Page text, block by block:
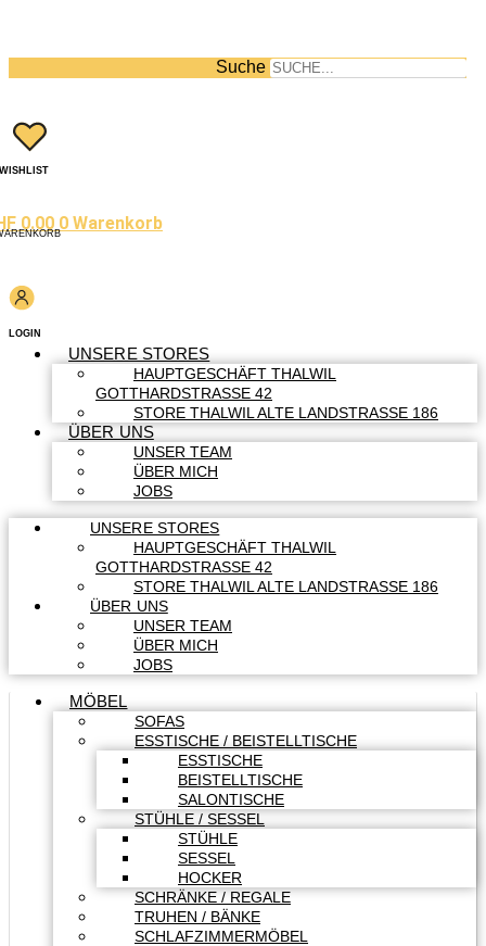
Suche
WISHLIST
0.00 0 Warenkorb
LOGIN
UNSERE STORES
HAUPTGESCHÄFT THALWIL
GOTTHARDSTRASSE 42
STORE THALWIL ALTE LANDSTRASSE 186
ÜBER UNS
UNSER TEAM
ÜBER MICH
JOBS
UNSERE STORES
HAUPTGESCHÄFT THALWIL
GOTTHARDSTRASSE 42
STORE THALWIL ALTE LANDSTRASSE 186
ÜBER UNS
UNSER TEAM
ÜBER MICH
JOBS
MÖBEL
SOFAS
ESSTISCHE / BEISTELLTISCHE
ESSTISCHE
BEISTELLTISCHE
SALONTISCHE
STÜHLE / SESSEL
STÜHLE
SESSEL
HOCKER
SCHRÄNKE / REGALE
TRUHEN / BÄNKE
SCHLAFZIMMERMÖBEL